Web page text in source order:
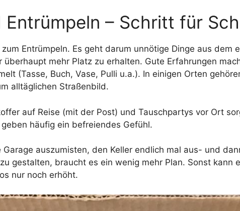
Entrümpeln – Schritt für
Entrümpeln. Es geht darum unnötige Dinge aus dem
mehr Platz zu erhalten. Gute Erfahrungen
(Tasse, Buch, Vase, Pulli u.a.). In einigen Orten
alltäglichen Straßenbild.
auf Reise (mit der Post) und Tauschpartys vor Ort
häufig ein befreiendes Gefühl.
auszumisten, den Keller endlich mal aus- und
gestalten, braucht es ein wenig mehr Plan. Sonst kann
nur noch erhöht.